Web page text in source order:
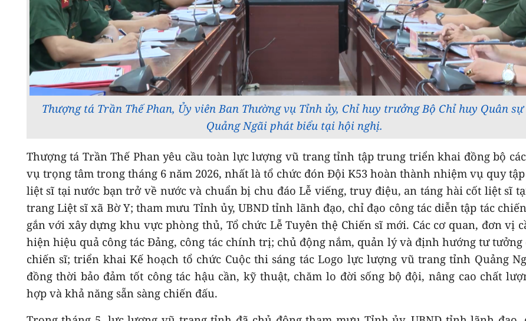
Thượng tá Trần Thế Phan, Ủy viên Ban Thường vụ Tỉnh ủy, Chỉ huy trưởng Bộ Chỉ huy Quân
Quảng Ngãi phát biểu tại hội nghị.
Thượng tá Trần Thế Phan yêu cầu toàn lực lượng vũ trang tỉnh tập trung triển khai đồng bộ
vụ trọng tâm trong tháng 6 năm 2026, nhất là tổ chức đón Đội K53 hoàn thành nhiệm vụ quy
liệt sĩ tại nước bạn trở về nước và chuẩn bị chu đáo Lễ viếng, truy điệu, an táng hài cốt liệt sĩ
trang Liệt sĩ xã Bờ Y; tham mưu Tỉnh ủy, UBND tỉnh lãnh đạo, chỉ đạo công tác diễn tập tác
gắn với xây dựng khu vực phòng thủ, Tổ chức Lễ Tuyên thệ Chiến sĩ mới. Các cơ quan, đơn vị
hiện hiệu quả công tác Đảng, công tác chính trị; chủ động nắm, quản lý và định hướng tư tưởng
chiến sĩ; triển khai Kế hoạch tổ chức Cuộc thi sáng tác Logo lực lượng vũ trang tỉnh Quảng
đồng thời bảo đảm tốt công tác hậu cần, kỹ thuật, chăm lo đời sống bộ đội, nâng cao chất
hợp và khả năng sẵn sàng chiến đấu.